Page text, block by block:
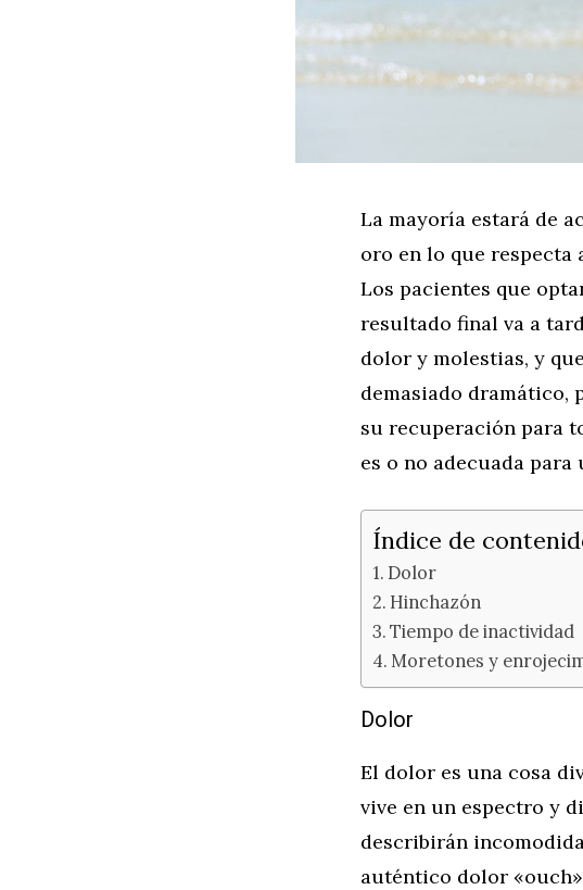
La mayoría estará de
oro en lo que respecta
Los pacientes que
resultado final va a
dolor y molestias, y
demasiado dramático,
su recuperación para
es o no adecuada para
Índice de
Dolor
Hinchazón
Tiempo de inactividad
Moretones y
Dolor
El dolor es una cosa
vive en un espectro y
describirán
auténtico dolor